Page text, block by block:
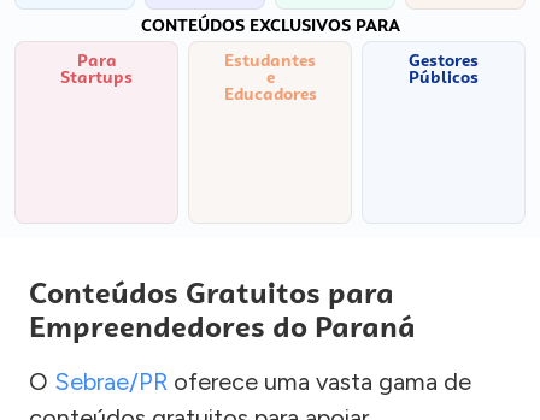
CONTEÚDOS EXCLUSIVOS PARA
Para
Startups
Estudantes
e
Educadores
Gestores
Públicos
Conteúdos Gratuitos para
Empreendedores do Paraná
O Sebrae/PR oferece uma vasta gama de